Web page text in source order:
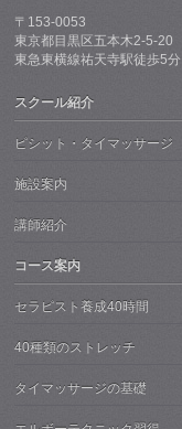
〒153-0053
東京都目黒区五本木2-5-20
東急東横線祐天寺駅徒歩5分
スクール紹介
ピシット・タイマッサージ
施設案内
講師紹介
コース案内
セラピスト養成40時間
40種類のストレッチ
タイマッサージの基礎